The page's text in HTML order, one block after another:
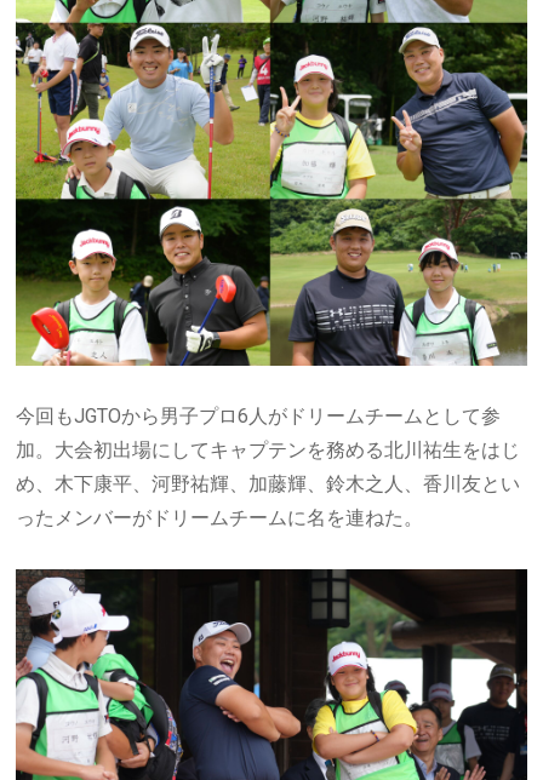
今回もJGTOから男子プロ6人がドリームチームとして参
加。大会初出場にしてキャプテンを務める北川祐生をはじ
め、木下康平、河野祐輝、加藤輝、鈴木之人、香川友とい
ったメンバーがドリームチームに名を連ねた。